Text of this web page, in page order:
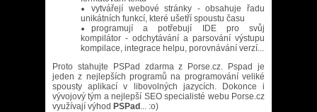
vytvářejí webové stránky - obsahuje řadu
unikátních funkcí, které ušetří spoustu času
programují a potřebují IDE pro svůj
kompilátor - odchytávání a parsování výstupu
kompilace, integrace helpu, porovnávání verzí...
Proto stahujte PSPad zdarma z Porse.cz.
Pspad je
jeden z nejlepších programů na programování veliké
spousty aplikací v libovolných jazycích. Dokonce i
vývojový tým a nejlepší SEO specialisté webu Porse.cz
využívají výhod PSPad ... :o)